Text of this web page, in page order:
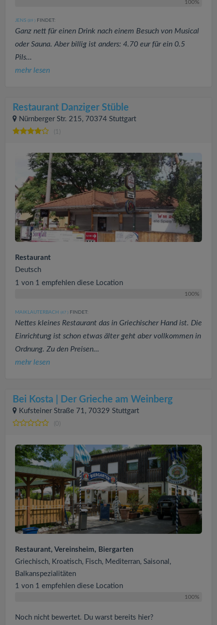
100%
JENS (89 ) FINDET:
Ganz nett für einen Drink nach einem Besuch von Musical
oder Sauna. Aber billig ist anders: 4.70 eur für ein 0.5
Pils...
mehr lesen
Restaurant Danziger Stüble
Nürnberger Str. 215, 70374 Stuttgart
(1)
Restaurant
Deutsch
1 von 1 empfehlen diese Location
100%
MAIKLAUTERBACH (47 ) FINDET:
Nettes kleines Restaurant das in Griechischer Hand ist. Die
Einrichtung ist schon etwas älter geht aber vollkommen in
Ordnung. Zu den Preisen...
mehr lesen
Bei Kosta | Der Grieche am Weinberg
Kufsteiner Straße 71, 70329 Stuttgart
(0)
Restaurant, Vereinsheim, Biergarten
Griechisch, Kroatisch, Fisch, Mediterran, Saisonal,
Balkanspezialitäten
1 von 1 empfehlen diese Location
100%
Noch nicht bewertet. Du warst bereits hier?